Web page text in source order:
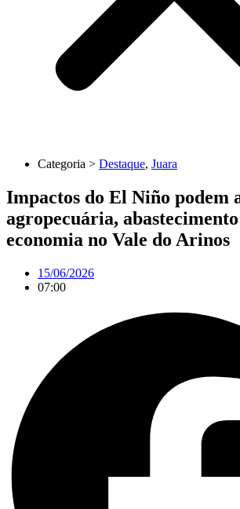
Categoria > Destaque, Juara
Impactos do El Niño podem
agropecuária, abastecimento
economia no Vale do Arinos
15/06/2026
07:00